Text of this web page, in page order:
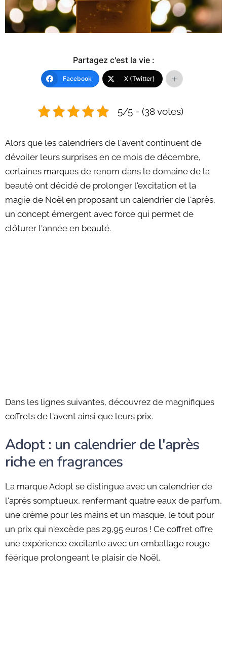
Partagez c'est la vie :
Facebook X (Twitter)
5/5 - (38 votes)
Alors que les calendriers de l'avent continuent de
dévoiler leurs surprises en ce mois de décembre,
certaines marques de renom dans le domaine de la
beauté ont décidé de prolonger l'excitation et la
magie de Noël en proposant un calendrier de l'après,
un concept émergent avec force qui permet de
clôturer l'année en beauté.
Dans les lignes suivantes, découvrez de magnifiques
coffrets de l'avent ainsi que leurs prix.
Adopt : un calendrier de l'après
riche en fragrances
La marque Adopt se distingue avec un calendrier de
l'après somptueux, renfermant quatre eaux de parfum,
une crème pour les mains et un masque, le tout pour
un prix qui n'excède pas 29,95 euros ! Ce coffret offre
une expérience excitante avec un emballage rouge
féérique prolongeant le plaisir de Noël.